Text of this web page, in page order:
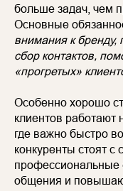
больше задач, чем
Основные
внимания к бренду,
сбор контактов,
«прогретых»
Особенно хорошо
клиентов работают
где важно быстро
конкуренты стоят с
профессиональные
общения и